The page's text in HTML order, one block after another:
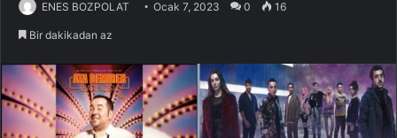
ENES BOZPOLAT Ocak 7, 2023 0 16
Bir dakikadan az